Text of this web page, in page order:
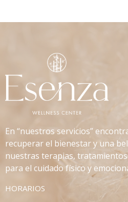
En “nuestros servicios”
recuperar el bienestar y una
nuestras terapias, tratamientos
para el cuidado físico y
HORARIOS